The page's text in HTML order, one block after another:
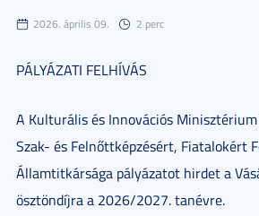
2026. április 09. 2 perc
PÁLYÁZATI FELHÍVÁS
A Kulturális és Innovációs
Szak- és Felnőttképzésért, Fiatalokért
Államtitkársága pályázatot hirdet a
ösztöndíjra a 2026/2027. tanévre.